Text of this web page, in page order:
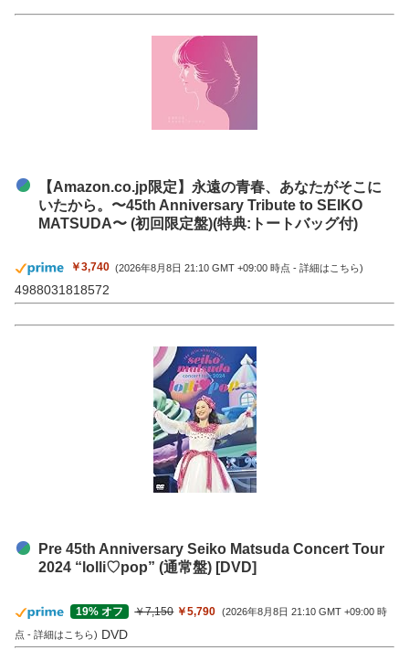
【Amazon.co.jp限定】永遠の青春、あなたがそこに
いたから。〜45th Anniversary Tribute to SEIKO
MATSUDA〜 (初回限定盤)(特典:トートバッグ付)
￥3,740 (2026年8月8日 21:10 GMT +09:00 時点 -詳細はこちら)
4988031818572
Pre 45th Anniversary Seiko Matsuda Concert Tour
2024 “lolli♡pop” (通常盤) [DVD]
19% オフ ￥7,150 ￥5,790 (2026年8月8日 21:10 GMT +09:00 時
点 - 詳細はこちら) DVD